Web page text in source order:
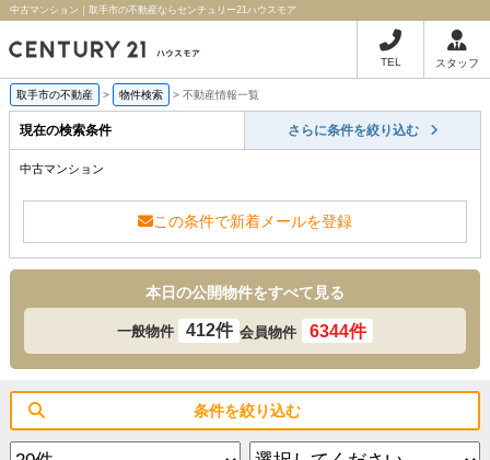
中古マンション｜取手市の不動産ならセンチュリー21ハウスモア
TEL スタッフ
取手市の不動産 > 物件検索 > 不動産情報一覧
現在の検索条件 さらに条件を絞り込む
中古マンション
この条件で新着メールを登録
本日の公開物件をすべて見る
一般物件 412件 会員物件 6344件
条件を絞り込む